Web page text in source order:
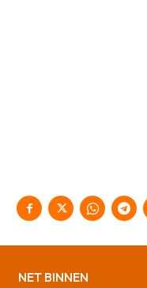
NET BINNEN